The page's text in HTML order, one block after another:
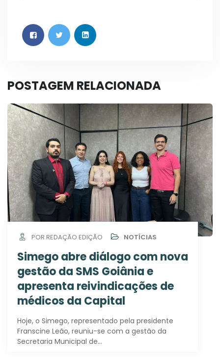
POSTAGEM RELACIONADA
POR REDAÇÃO EDIÇÃO NOTÍCIAS
Simego abre diálogo com nova
gestão da SMS Goiânia e
apresenta reivindicações de
médicos da Capital
Hoje, o Simego, representado pela presidente
Franscine Leão, reuniu-se com a gestão da
Secretaria Municipal de…